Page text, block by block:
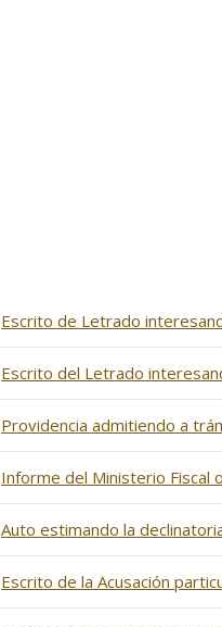
Escrito de Letrado
Escrito del Letrado
Providencia admitiendo a
Informe del Ministerio Fiscal
Auto estimando la
Escrito de la Acusación